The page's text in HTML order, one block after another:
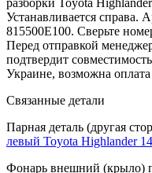
Устанавливается справа.
815500E100. Сверьте
Перед отправкой
подтвердит
Украине, возможна
Связанные детали
Парная деталь (другая
левый Toyota Highlander
Фонарь внешний (крыло)